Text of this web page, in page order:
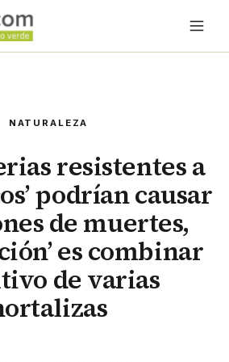
NATURALEZA
resistentes a
podrían causar
de muertes,
es combinar
de varias